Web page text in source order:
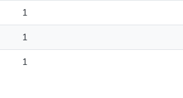
1
1
1